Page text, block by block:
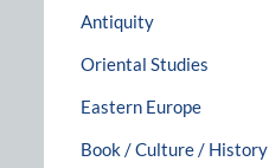
Antiquity
Oriental Studies
Eastern Europe
Book / Culture / History